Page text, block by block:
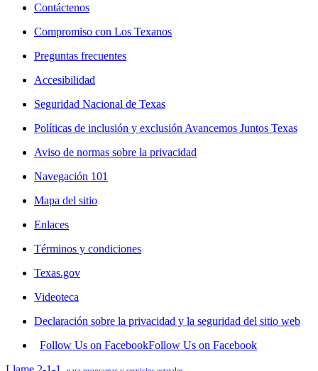
Contáctenos
Compromiso con Los Texanos
Preguntas frecuentes
Accesibilidad
Seguridad Nacional de Texas
Políticas de inclusión y exclusión Avancemos Juntos Texas
Aviso de normas sobre la privacidad
Navegación 101
Mapa del sitio
Enlaces
Términos y condiciones
Texas.gov
Videoteca
Declaración sobre la privacidad y la seguridad del sitio web
Follow Us on FacebookFollow Us on Facebook